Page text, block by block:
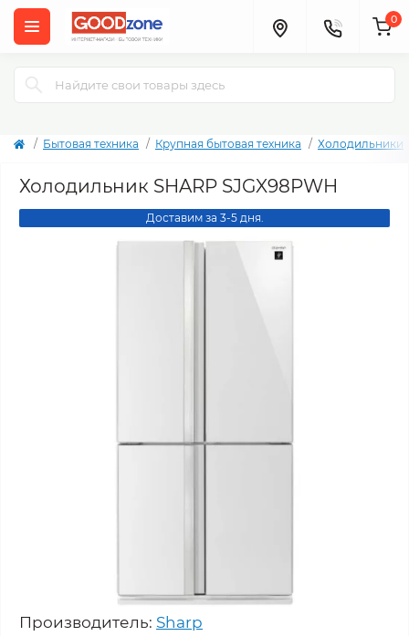
0
Бытовая техника Крупная бытовая техника Холодильники
Холодильник SHARP SJGX98PWH
Доставим за 3-5 дня.
Производитель: Sharp